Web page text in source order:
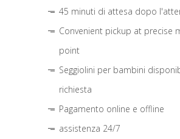
45 minuti di attesa dopo
Convenient pickup at precise
point
Seggiolini per bambini
richiesta
Pagamento online e offline
assistenza 24/7